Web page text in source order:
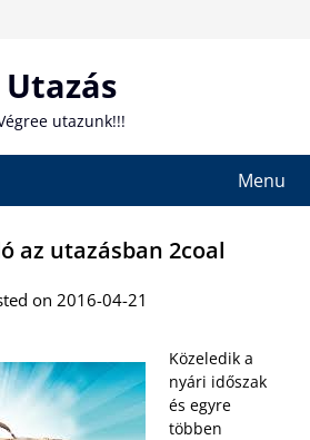
Utazás
utazunk!!!
Menu
az utazásban 2coal
on 2016-04-21
Közeledik a
nyári időszak
és egyre
többen